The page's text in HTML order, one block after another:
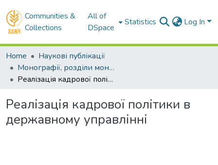
Communities &
Collections
All of
DSpace
Statistics Log In
Home
Наукові публікації
Монографії, розділи монографій
Реалізація кадрової політики в державному управлінні
Реалізація кадрової політики в
державному управлінні